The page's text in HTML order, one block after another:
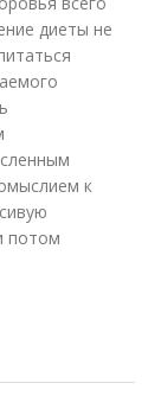
диеты не
к
потом